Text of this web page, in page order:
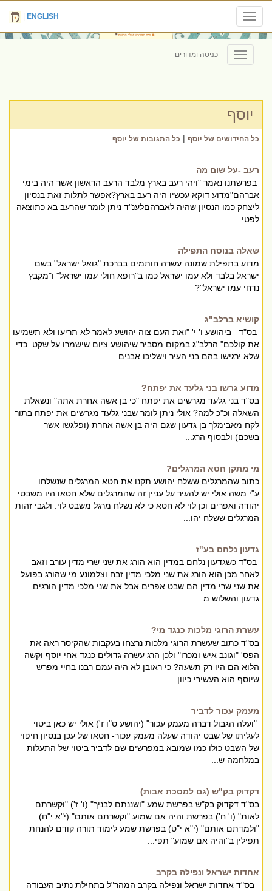
Toggle
navigation
ENGLISH
Toggle
navigation
כניסה ומדורים
יוסף
כל החידושים של יוסף | כל התגובות של יוסף
רעב -על שום מה
בפרשתנו נאמר "ויהי רעב בארץ מלבד הרעב הראשון אשר היה בימי
אברהם"מדוע דוקא עכשיו היה רעב בארץ?אפשר לתלות זאת בנסיון
ליצחק כמו הנסיון שהיה לאברהםלענ"ד ניתן לומר שהרעב בא כתוצאה
לפטי...
שאלה בנוסח התפילה
מדוע בתפילת שמונה עשרה חותמים בברכת "גואל ישראל" בשם
ישראל בלבד ולא עמו ישראל כמו ב"רופא חולי עמו ישראל" ו"מקבץ
נדחי עמו ישראל"?
קושיא ברלב"ג
בס"ד ביהושע ו' י' "ואת העם צוה יהושע לאמר לא תריעו ולא תשמיעו
את קולכם" הרלב"ג במקום מסביר שיהושע ציום שישמרו על שקט כדי
שלא ירגישו בהם בני העיר וישליכו אבנים...
מדוע גרשו בני גלעד את יפתח?
בס"ד בני גלעד מגרשים את יפתח "כי בן אשה אחרת אתה" ונשאלת
השאלה וכ"כ למה? אולי ניתן לומר שבני גלעד מגרשים את יפתח בתור
לקח מאבימלך בן גדעון שגם היה בן אשה אחרת (ופלגשו אשר
בשכם) ולבסוף הרג...
מי מתקן חטא המרגלים?
כתוב שהמרגלים ששלח יהושע תקנו את חטא המרגלים שנשלחו
ע"י משה.אולי יש להעיר על עניין זה שהמרגלים שלא חטאו היו משבטי
יהודה ואפרים וכן לוי לא חטא כי לא נשלח מרגל משבט לוי. ולגבי זהות
המרגלים ששלח יהו...
גדעון נלחם בע"ז
בס"ד כשגדעון נלחם במדין הוא הורג את שני שרי מדין עורב וזאב
לאחר מכן הוא הורג את שני מלכי מדין זבח וצלמונע מי שהורג בפועל
את שני שרי מדין הם שבט אפרים אבל את שני מלכי מדין הורגים
גדעון והשלוש מ...
עשרת הרוגי מלכות כנגד מי?
בס"ד כתוב שעשרת הרוגי מלכות נרצחו בעקבות שהקיסר ראה את
הפס' "וגונב איש ומכרו" ולכן הרג עשרה גדולים כנגד אחי יוסף וקשה
הלוא הם היו רק תשעה? כי ראובן לא היה עמם רבנו בחיי מפרש
שיוסף הוא העשירי כיוון ...
מעמק עכור לדביר
"ועלה הגבול דברה מעמק עכור" (יהושע ט"ו ז') אולי יש כאן ביטוי
לעליתו של שבט יהודה שעלה מעמק עכור- חטאו של עכן בנסיון חיפוי
של השבט כולו כמו שמובא במפרשים שם לדביר ביטוי של התעלות
במלחמה ש...
דקדוק בק"ש (גם למסכת אבות)
בס"ד דקדוק בק"ש בפרשת שמע "ושננתם לבניך" (ו' ז') "וקשרתם
לאות" (ו' ח') בפרשת והיה אם שמוע "וקשרתם אותם" (י"א י"ח)
"ולמדתם אותם" (י"א י"ט) בפרשת שמע לימוד תורה קודם להנחת
תפילין ב"והיה אם שמוע" תפי...
אחדות ישראל ונפילה בקרב
בס"ד אחדות ישראל ונפילה בקרב המהר"ל בתחילת נתיב העבודה